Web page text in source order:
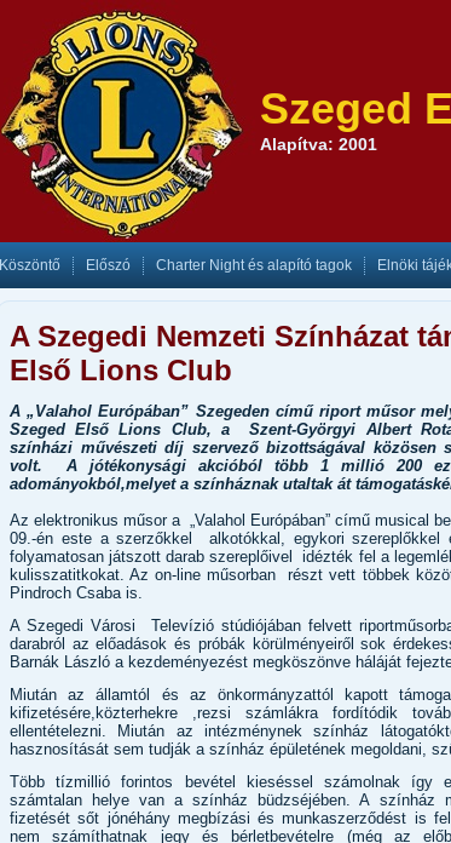
Szeged
Alapítva: 2001
Köszöntő Előszó Charter Night és alapító tagok Elnöki
A Szegedi Nemzeti Színházat
Első Lions Club
A „Valahol Európában” Szegeden című riport műsor
Szeged Első Lions Club, a Szent-Györgyi Albert
színházi művészeti díj szervező bizottságával közösen
volt. A jótékonysági akcióból több 1 millió 200
adományokból,melyet a színháznak utaltak át
Az elektronikus műsor a „Valahol Európában” című musical
09.-én este a szerzőkkel alkotókkal, egykori szereplőkkel
folyamatosan játszott darab szereplőivel idézték fel a
kulisszatitkokat. Az on-line műsorban részt vett többek
Pindroch Csaba is.
A Szegedi Városi Televízió stúdiójában felvett
darabról az előadások és próbák körülményeiről sok
Barnák László a kezdeményezést megköszönve háláját
Miután az államtól és az önkormányzattól kapott
kifizetésére,közterhekre ,rezsi számlákra fordítódik
ellentételezni. Miután az intézménynek színház
hasznosítását sem tudják a színház épületének megoldani,
Több tízmillió forintos bevétel kieséssel számolnak így
számtalan helye van a színház büdzséjében. A
fizetését sőt jónéhány megbízási és munkaszerződést is
nem számíthatnak jegy és bérletbevételre (még az